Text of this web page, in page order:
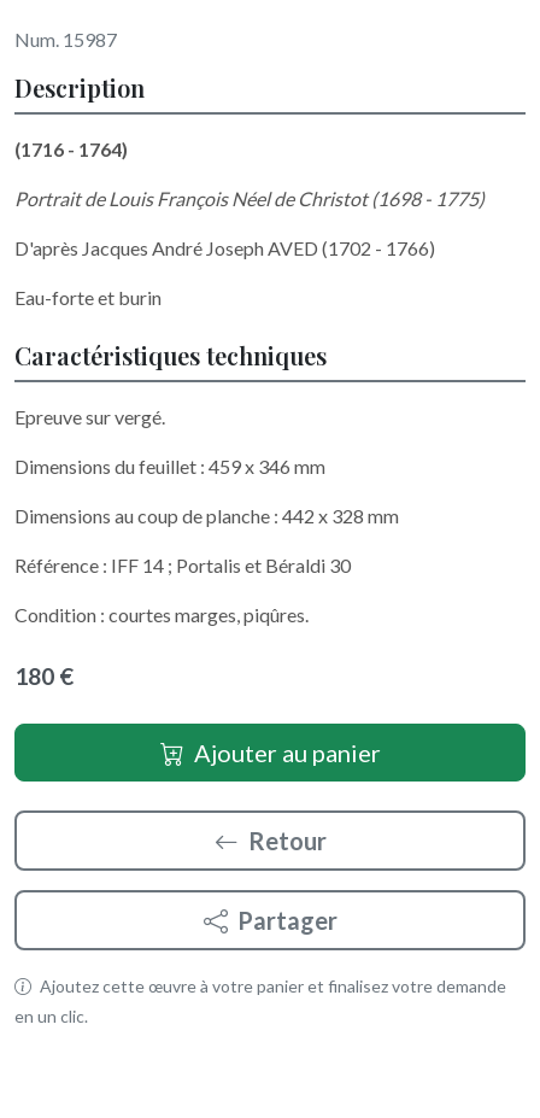
Num. 15987
Description
(1716 - 1764)
Portrait de Louis François Néel de Christot (1698 - 1775)
D'après Jacques André Joseph AVED (1702 - 1766)
Eau-forte et burin
Caractéristiques techniques
Epreuve sur vergé.
Dimensions du feuillet : 459 x 346 mm
Dimensions au coup de planche : 442 x 328 mm
Référence : IFF 14 ; Portalis et Béraldi 30
Condition : courtes marges, piqûres.
180 €
Ajouter au panier
Retour
Partager
Ajoutez cette œuvre à votre panier et finalisez votre demande
en un clic.